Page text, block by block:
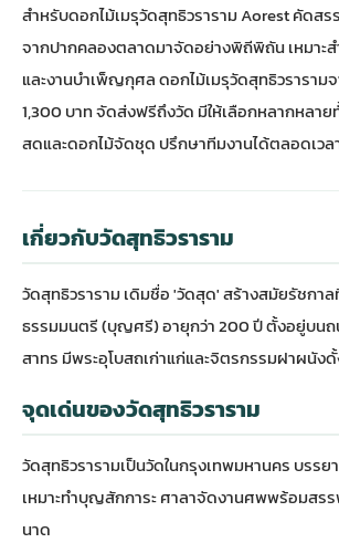
สำหรับดอกไม้เมรุวัดสุทธิวราราม Aorest คัด
จากปากคลองตลาดมาจัดอย่างพิถีพิถัน เหมา
และงานบำเพ็ญกุศล ดอกไม้เมรุวัดสุทธิวราราม
1,300 บาท จัดส่งฟรีถึงวัด มีให้เลือกหลากหลา
สดและดอกไม้จัดชุด ปรึกษาทีมงานได้ตลอดเวล
เกี่ยวกับวัดสุทธิวราราม
วัดสุทธิวราราม เดิมชื่อ 'วัดสุด' สร้างสมัยรัชกาล
ธรรมมนตรี (บุญศรี) อายุกว่า 200 ปี ตั้งอยู่บน
สาทร มีพระอุโบสถเก่าแก่และจิตรกรรมฝาผนัง
จุดเด่นของวัดสุทธิวราราม
วัดสุทธิวรารามเป็นวัดในกรุงเทพมหานคร บรร
เหมาะทำบุญสักการะ ศาลาจัดงานศพพร้อมสร
นาด